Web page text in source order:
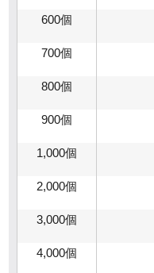
600個
700個
800個
900個
1,000個
2,000個
3,000個
4,000個